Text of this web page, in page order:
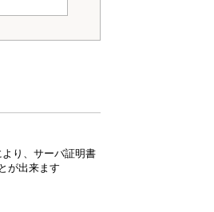
り、サーバ証明書
が出来ます